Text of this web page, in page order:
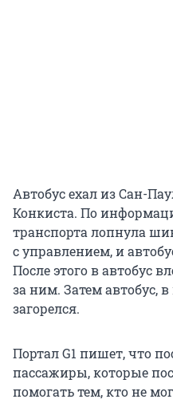
Автобус ехал из Сан-
Конкиста. По
транспорта лопнула
с управлением, и
После этого в автобус
за ним. Затем автобус,
загорелся.
Портал G1 пишет, что
пассажиры, которые
помогать тем, кто не